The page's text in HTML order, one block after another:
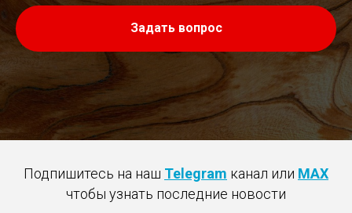
Задать вопрос
Подпишитесь на наш Telegram канал или MAX
чтобы узнать последние новости